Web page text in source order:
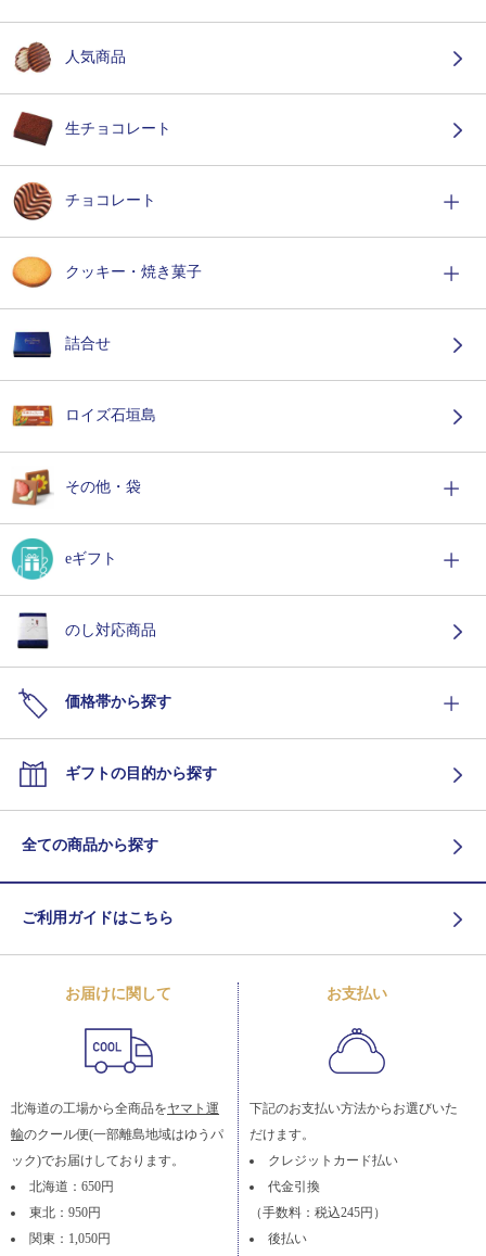
人気商品
生チョコレート
チョコレート
クッキー・焼き菓子
詰合せ
ロイズ石垣島
その他・袋
eギフト
のし対応商品
価格帯から探す
ギフトの目的から探す
全ての商品から探す
ご利用ガイドはこちら
お届けに関して
北海道の工場から全商品をヤマト運
輸のクール便(一部離島地域はゆうパ
ック)でお届けしております。
北海道：650円
東北：950円
関東：1,050円
お支払い
下記のお支払い方法からお選びいた
だけます。
クレジットカード払い
代金引換
（手数料：税込245円）
後払い